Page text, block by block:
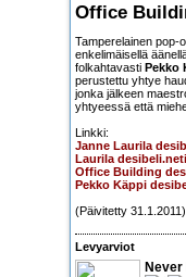
Office
Tamperelainen pop-
enkelimäisellä
folkahtavasti Pekko
perustettu yhtye
jonka jälkeen
yhtyeessä että
Linkki:
Janne Laurila
Laurila
Office Building
Pekko Käppi
(Päivitetty 31.1.2011)
Levyarviot
Never